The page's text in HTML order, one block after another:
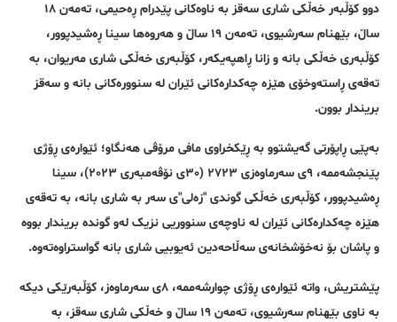
دوو کۆڵبەر خەڵکی شاری سەقز بە ناوەکانی پێدرام ڕەحیمی، تەمەن ١٨
ساڵ، بێهنام سەرشیوی، تەمەن ١٩ ساڵ و هەروەها سینا ڕەشیدپوور،
کۆڵبەری خەڵکی بانە و زانا ڕاهپەیکەر، کۆڵبەری خەڵکی شاری مەریوان، بە
تەقەی ڕاستەوخۆی هێزە چەکدارەکانی ئێران لە سنوورەکانی بانە و سەقز
بریندار بوون.
بەپێی ڕاپۆرتی گەیشتوو بە ڕێکخراوی مافی مرۆڤی هەنگاو؛ ئێوارەی ڕۆژی
پێنجشەممە، ٩ی سەرماوەزی ٢٧٢٣ (٣٠ی نۆڤەمبەری ٢٠٢٣)، سینا
ڕەشیدپوور، کۆڵبەری خەڵکی گوندی "زەلی"ی سەر بە شاری بانە، بە تەقەی
هێزە چەکدارەکانی ئێران لە ناوچەی سنووریی نزیک لەو گوندە بریندار بووە
و پاشان بۆ نەخۆشخانەی سەڵاحەدین ئەیوبیی شاری بانە گواستراوەتەوە.
پێشتریش، واتە ئێوارەی ڕۆژی چوارشەممە، ٨ی سەرماوەز، کۆڵبەرێکی دیکە
بە ناوی بێهنام سەرشیوی، تەمەن ١٩ ساڵ و خەڵکی شاری سەقز، بە